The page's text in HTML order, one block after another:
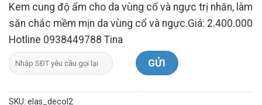
Kem cung độ ẩm cho da vùng cổ và ngực trị nhăn, làm
săn chắc mềm mịn da vùng cổ và ngực.Giá: 2.400.000
Hotline 0938449788 Tina
SKU: elas_decol2